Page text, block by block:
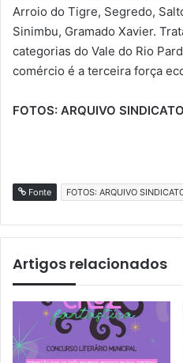
Arroio do Tigre, Segredo,
Sinimbu, Gramado Xavier.
categorias do Vale do Rio
comércio é a terceira força
FOTOS: ARQUIVO
Fonte FOTOS: ARQUIVO
Artigos relacionados